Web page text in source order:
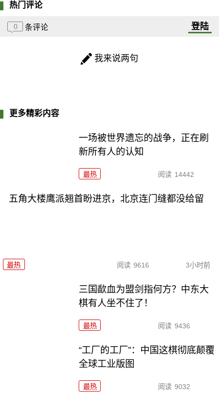
热门评论
0 条评论 登陆
我来说两句
更多精彩内容
一场被世界遗忘的战争，正在刷
新所有人的认知
最热 阅读 14442
五角大楼鹰派翘首盼进京，北京连门缝都没给留
最热 阅读 9616 3小时前
三国歃血为盟剑指何方？中东大
棋有人坐不住了！
最热 阅读 9436
“工厂的工厂”：中国这棋彻底颠覆
全球工业版图
最热 阅读 9032